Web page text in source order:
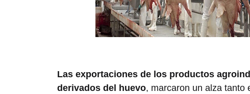
Las exportaciones de los productos
derivados del
huevo, marcaron un alza tanto